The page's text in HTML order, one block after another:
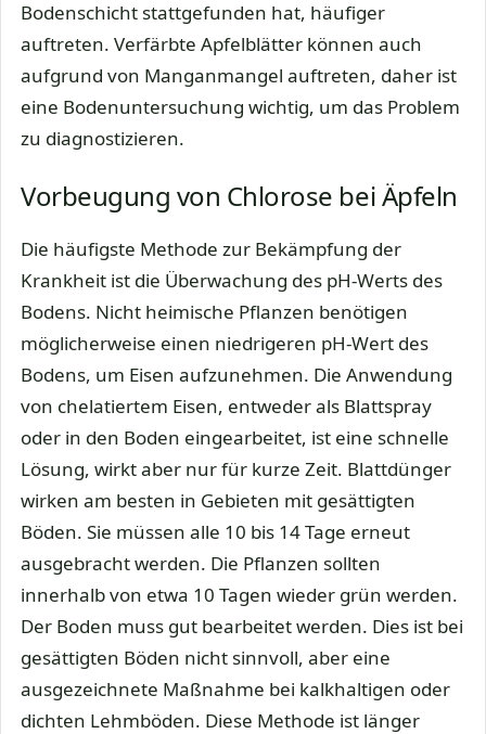
Bodenschicht stattgefunden hat, häufiger
auftreten. Verfärbte Apfelblätter können auch
aufgrund von Manganmangel auftreten, daher ist
eine Bodenuntersuchung wichtig, um das Problem
zu diagnostizieren.
Vorbeugung von Chlorose bei Äpfeln
Die häufigste Methode zur Bekämpfung der
Krankheit ist die Überwachung des pH-Werts des
Bodens. Nicht heimische Pflanzen benötigen
möglicherweise einen niedrigeren pH-Wert des
Bodens, um Eisen aufzunehmen. Die Anwendung
von chelatiertem Eisen, entweder als Blattspray
oder in den Boden eingearbeitet, ist eine schnelle
Lösung, wirkt aber nur für kurze Zeit. Blattdünger
wirken am besten in Gebieten mit gesättigten
Böden. Sie müssen alle 10 bis 14 Tage erneut
ausgebracht werden. Die Pflanzen sollten
innerhalb von etwa 10 Tagen wieder grün werden.
Der Boden muss gut bearbeitet werden. Dies ist bei
gesättigten Böden nicht sinnvoll, aber eine
ausgezeichnete Maßnahme bei kalkhaltigen oder
dichten Lehmböden. Diese Methode ist länger